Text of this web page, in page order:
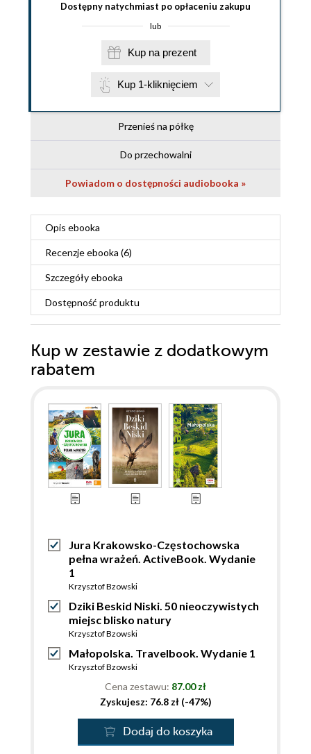
Dostępny natychmiast po opłaceniu zakupu
lub
Kup na prezent
Kup 1-kliknięciem
Przenieś na półkę
Do przechowalni
Powiadom o dostępności audiobooka »
Opis ebooka
Recenzjeebooka (6)
Szczegółyebooka
Dostępność produktu
Kup w zestawie z dodatkowym
rabatem
Jura Krakowsko-Częstochowska
pełna wrażeń. ActiveBook. Wydanie
1
Krzysztof Bzowski
Dziki Beskid Niski. 50 nieoczywistych
miejsc blisko natury
Krzysztof Bzowski
Małopolska. Travelbook. Wydanie 1
Krzysztof Bzowski
Cena zestawu: 87.00 zł
Zyskujesz: 76.8 zł (-47%)
Dodaj do koszyka